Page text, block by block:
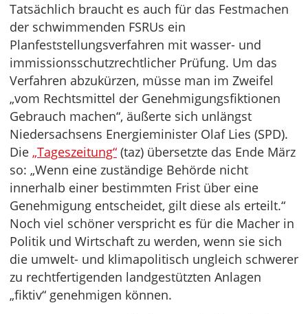
Tatsächlich braucht es auch für das Festmachen
der schwimmenden FSRUs ein
Planfeststellungsverfahren mit wasser- und
immissionsschutzrechtlicher Prüfung. Um das
Verfahren abzukürzen, müsse man im Zweifel
„vom Rechtsmittel der Genehmigungsfiktionen
Gebrauch machen“, äußerte sich unlängst
Niedersachsens Energieminister Olaf Lies (SPD).
Die „Tageszeitung“ (taz) übersetzte das Ende März
so: „Wenn eine zuständige Behörde nicht
innerhalb einer bestimmten Frist über eine
Genehmigung entscheidet, gilt diese als erteilt.“
Noch viel schöner verspricht es für die Macher in
Politik und Wirtschaft zu werden, wenn sie sich
die umwelt- und klimapolitisch ungleich schwerer
zu rechtfertigenden landgestützten Anlagen
„fiktiv“ genehmigen können.